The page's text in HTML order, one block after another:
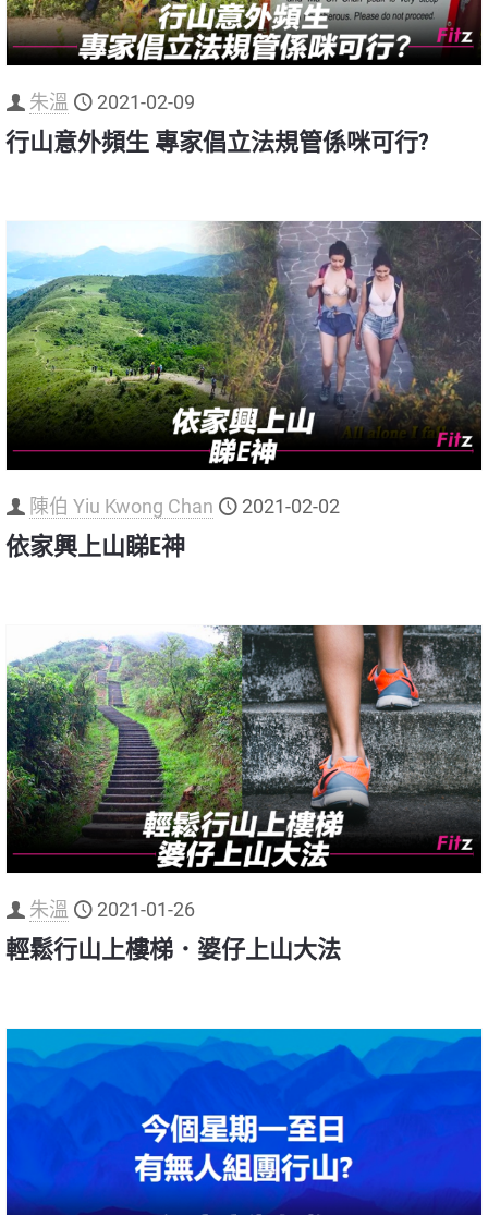
朱溫 2021-02-09
行山意外頻生 專家倡立法規管係咪可行?
陳伯 Yiu Kwong Chan 2021-02-02
依家興上山睇E神
朱溫 2021-01-26
輕鬆行山上樓梯．婆仔上山大法